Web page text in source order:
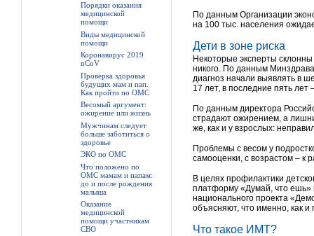
Порядки оказания
медицинской
помощи
Виды медицинской
помощи
Коронавирус 2019
nCoV
Проверка здоровья
будущих мам и пап.
Как пройти по ОМС
Весомый аргумент:
ожирение или жизнь
Мужчинам следует
больше заботиться о
здоровье
ЭКО по ОМС
Что положено по
ОМС мамам и папам:
до и после рождения
малыша
Оказание
медицинской
помощи участникам
СВО
По данным Организации
на 100 тыс. населения
Дети в зоне риска
Некоторые эксперты
никого. По данным
диагноз начали выявлять в
17 лет, в последние пять лет
По данным директора
страдают ожирением, а
же, как и у взрослых:
Проблемы с весом у
самооценки, с возрастом – к
В целях профилактики
платформу «Думай, что ешь»
национального проекта
объясняют, что именно, как
Что такое ИМТ?